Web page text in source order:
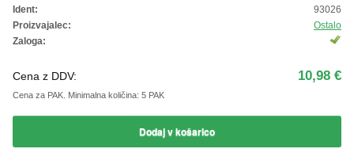
Ident:
93026
Proizvajalec:
Ostalo
Zaloga:
Cena z DDV: 10,98 €
Cena za PAK. Minimalna količina: 5 PAK
Dodaj v košarico